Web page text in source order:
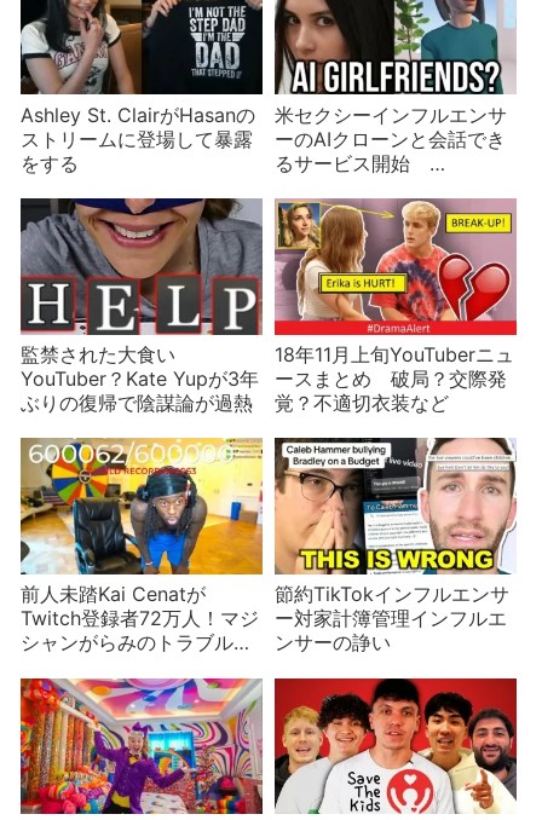
Ashley St. ClairがHasanの
ストリームに登場して暴露
をする
米セクシーインフルエンサ
ーのAIクローンと会話でき
るサービス開始
OnlyFansに次ぐ活動の場と
なり収益は億単位？
監禁された大食い
YouTuber？Kate Yupが3年
ぶりの復帰で陰謀論が過熱
18年11月上旬YouTuberニュ
ースまとめ 破局？交際発
覚？不適切衣装など
前人未踏Kai Cenatが
Twitch登録者72万人！マジ
シャンがらみのトラブルの
節約TikTokインフルエンサ
ー対家計簿管理インフルエ
ンサーの諍い